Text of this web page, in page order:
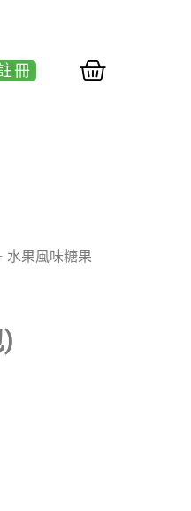
冊
水果風味糖果